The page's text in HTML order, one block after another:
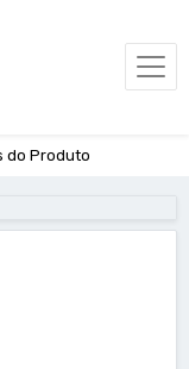
do Produto